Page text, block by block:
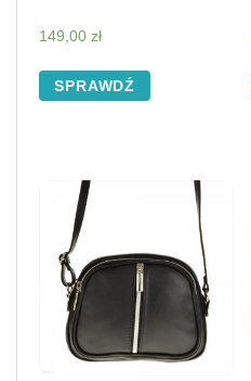
149,00 zł
SPRAWDŹ